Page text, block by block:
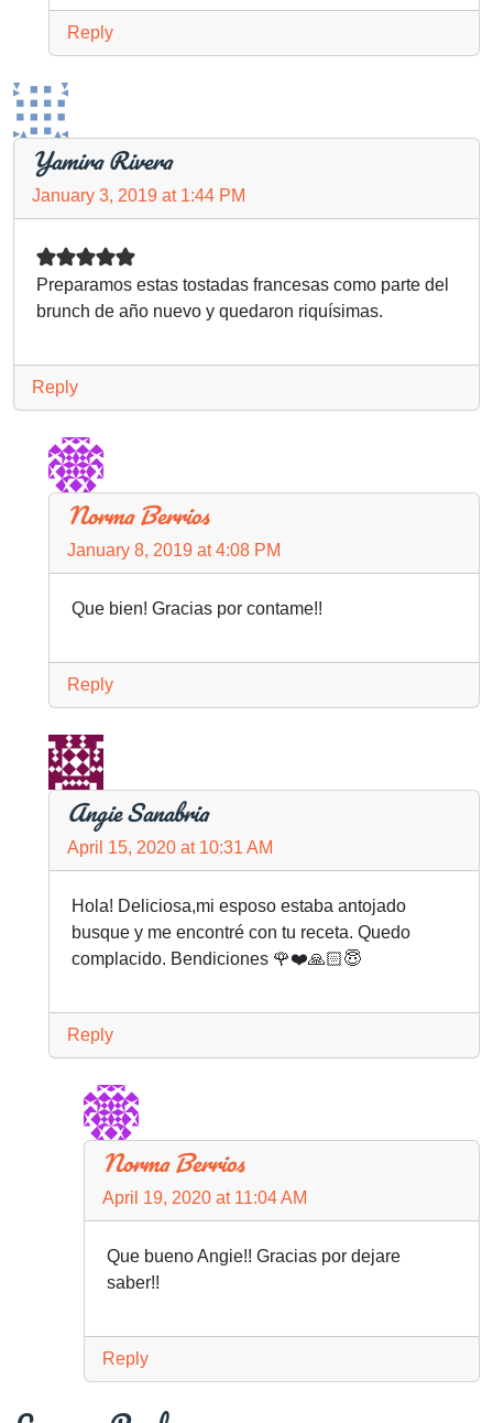
Reply
Yamira Rivera
January 3, 2019 at 1:44 PM
Preparamos estas tostadas francesas como parte del
brunch de año nuevo y quedaron riquísimas.
Reply
Norma Berrios
January 8, 2019 at 4:08 PM
Que bien! Gracias por contame!!
Reply
Angie Sanabria
April 15, 2020 at 10:31 AM
Hola! Deliciosa,mi esposo estaba antojado
busque y me encontré con tu receta. Quedo
complacido. Bendiciones 🌹❤️🙏🏻😇
Reply
Norma Berrios
April 19, 2020 at 11:04 AM
Que bueno Angie!! Gracias por dejare
saber!!
Reply